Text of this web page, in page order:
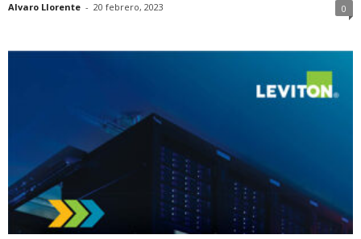
Alvaro Llorente - 20 febrero, 2023 0